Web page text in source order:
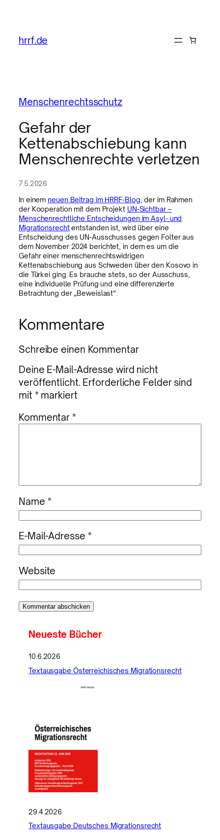
hrrf.de
Menschenrechtsschutz
Gefahr der
Kettenabschiebung kann
Menschenrechte verletzen
7.5.2026
In einem neuen Beitrag im HRRF-Blog , der im Rahmen
der Kooperation mit dem Projekt UN-Sichtbar –
Menschenrechtliche Entscheidungen im Asyl- und
Migrationsrechtentstanden ist, wird über eine
Entscheidung des UN-Ausschusses gegen Folter aus
dem November 2024 berichtet, in dem es um die
Gefahr einer menschenrechtswidrigen
Kettenabschiebung aus Schweden über den Kosovo in
die Türkei ging. Es brauche stets, so der Ausschuss,
eine individuelle Prüfung und eine differenzierte
Betrachtung der „Beweislast“.
Kommentare
Schreibe einen Kommentar
Deine E-Mail-Adresse wird nicht
veröffentlicht. Erforderliche Felder sind
mit * markiert
Kommentar*
Name *
E-Mail-Adresse *
Website
Neueste Bücher
10.6.2026
Textausgabe Österreichisches Migrationsrecht
29.4.2026
Textausgabe Deutsches Migrationsrecht